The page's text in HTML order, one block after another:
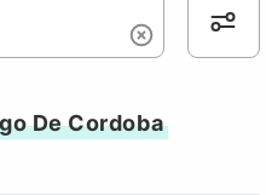
De Cordoba